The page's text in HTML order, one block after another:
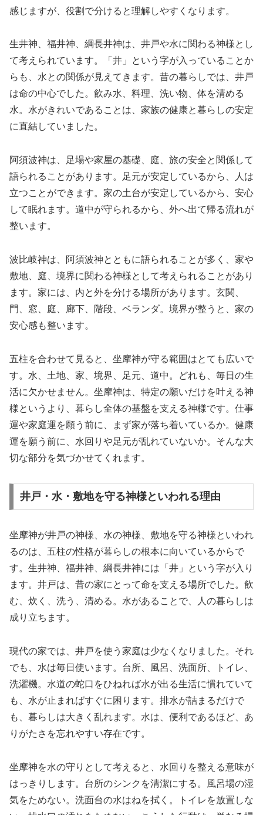
感じますが、役割で分けると理解しやすくなります。
生井神、福井神、綱長井神は、井戸や水に関わる神様とし
て考えられています。「井」という字が入っていることか
らも、水との関係が見えてきます。昔の暮らしでは、井戸
は命の中心でした。飲み水、料理、洗い物、体を清める
水。水がきれいであることは、家族の健康と暮らしの安定
に直結していました。
阿須波神は、足場や家屋の基礎、庭、旅の安全と関係して
語られることがあります。足元が安定しているから、人は
立つことができます。家の土台が安定しているから、安心
して眠れます。道中が守られるから、外へ出て帰る流れが
整います。
波比岐神は、阿須波神とともに語られることが多く、家や
敷地、庭、境界に関わる神様として考えられることがあり
ます。家には、内と外を分ける場所があります。玄関、
門、窓、庭、廊下、階段、ベランダ。境界が整うと、家の
安心感も整います。
五柱を合わせて見ると、坐摩神が守る範囲はとても広いで
す。水、土地、家、境界、足元、道中。どれも、毎日の生
活に欠かせません。坐摩神は、特定の願いだけを叶える神
様というより、暮らし全体の基盤を支える神様です。仕事
運や家庭運を願う前に、まず家が落ち着いているか。健康
運を願う前に、水回りや足元が乱れていないか。そんな大
切な部分を気づかせてくれます。
井戸・水・敷地を守る神様といわれる理由
坐摩神が井戸の神様、水の神様、敷地を守る神様といわれ
るのは、五柱の性格が暮らしの根本に向いているからで
す。生井神、福井神、綱長井神には「井」という字が入り
ます。井戸は、昔の家にとって命を支える場所でした。飲
む、炊く、洗う、清める。水があることで、人の暮らしは
成り立ちます。
現代の家では、井戸を使う家庭は少なくなりました。それ
でも、水は毎日使います。台所、風呂、洗面所、トイレ、
洗濯機。水道の蛇口をひねれば水が出る生活に慣れていて
も、水が止まればすぐに困ります。排水が詰まるだけで
も、暮らしは大きく乱れます。水は、便利であるほど、あ
りがたさを忘れやすい存在です。
坐摩神を水の守りとして考えると、水回りを整える意味が
はっきりします。台所のシンクを清潔にする。風呂場の湿
気をためない。洗面台の水はねを拭く。トイレを放置しな